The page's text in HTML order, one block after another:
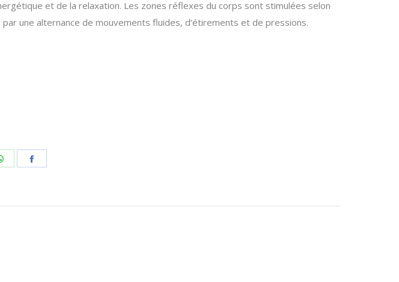
et de la relaxation. Les zones réflexes du corps sont stimulées selon
une alternance de mouvements fluides, d’étirements et de pressions.
Share